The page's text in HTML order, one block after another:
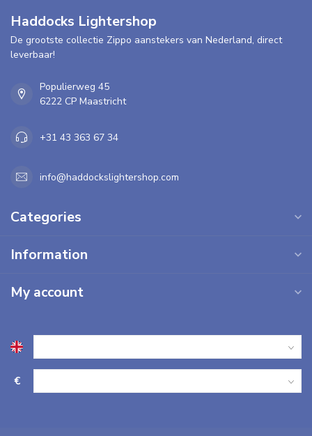
Haddocks Lightershop
De grootste collectie Zippo aanstekers van Nederland, direct
leverbaar!
Populierweg 45
6222 CP Maastricht
+31 43 363 67 34
info@haddockslightershop.com
Categories
Information
My account
€